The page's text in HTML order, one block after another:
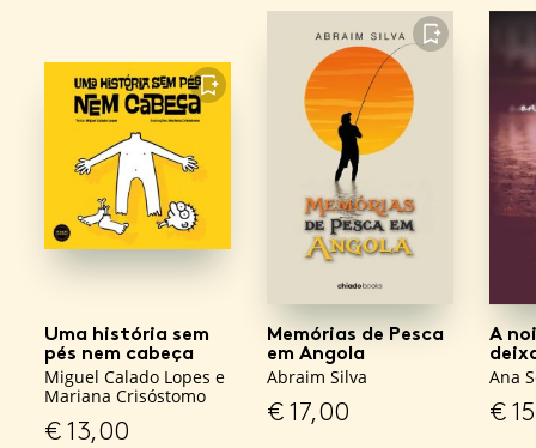
FAVORITO
Uma história sem
pés nem cabeça
Miguel Calado Lopes e
Mariana Crisóstomo
€13,00
FAVORITO
Memórias de Pesca
em Angola
Abraim Silva
€17,00
A
Ana
€